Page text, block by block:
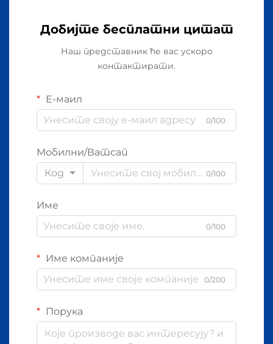
Добијте бесплатни цитат
Наш представник ће вас ускоро
контактирати.
Е-маил
0/100
Мобилни/Ватсап
Код
0/100
Име
0/100
Име компаније
0/200
Порука